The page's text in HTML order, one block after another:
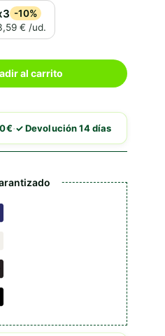
-10%
€ /ud.
al carrito
·✓ Devolución 14 días